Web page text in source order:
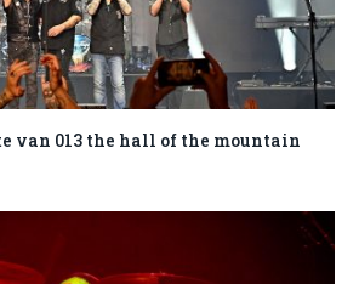
van 013 the hall of the mountain